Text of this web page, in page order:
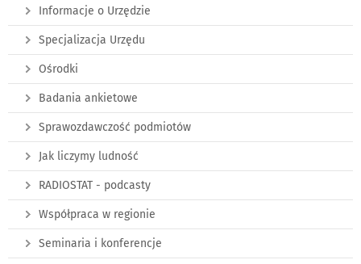
Informacje o Urzędzie
Specjalizacja Urzędu
Ośrodki
Badania ankietowe
Sprawozdawczość podmiotów
Jak liczymy ludność
RADIOSTAT - podcasty
Współpraca w regionie
Seminaria i konferencje